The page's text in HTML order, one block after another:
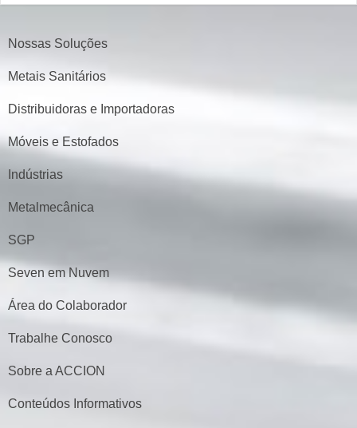
Nossas Soluções
Metais Sanitários
Distribuidoras e Importadoras
Móveis e Estofados
Indústrias
Metalmecânica
SGP
Seven em Nuvem
Área do Colaborador
Trabalhe Conosco
Sobre a ACCION
Conteúdos Informativos